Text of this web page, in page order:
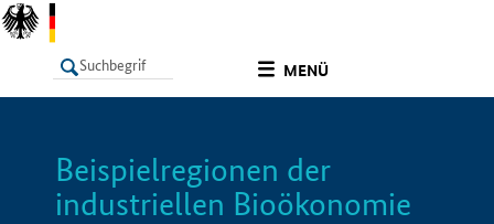
MENÜ
LISTE
Beispielregionen der
industriellen Bioökonomie